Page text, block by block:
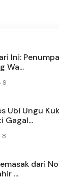
Ini:
Wa...
9
Ubi Ungu
Gagal...
8
dari
...